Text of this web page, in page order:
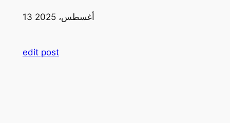
13 أغسطس، 2025
edit post